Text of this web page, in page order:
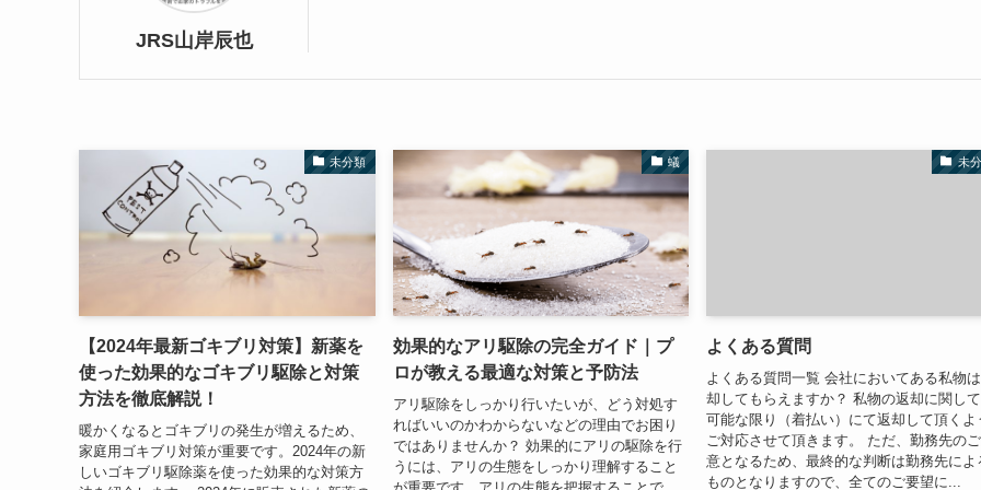
JRS山岸辰也
未分類
【2024年最新ゴキブリ対策】新薬を
使った効果的なゴキブリ駆除と対策
方法を徹底解説！
暖かくなるとゴキブリの発生が増えるため、
家庭用ゴキブリ対策が重要です。2024年の新
しいゴキブリ駆除薬を使った効果的な対策方
蟻
効果的なアリ駆除の完全ガイド｜プ
ロが教える最適な対策と予防法
アリ駆除をしっかり行いたいが、どう対処す
ればいいのかわからないなどの理由でお困り
ではありませんか？ 効果的にアリの駆除を行
うには、アリの生態をしっかり理解すること
未
よくある質問
よくある質問一覧 会社においてある私物
却してもらえますか？ 私物の返却に関し
可能な限り（着払い）にて返却して頂くよ
ご対応させて頂きます。 ただ、勤務先の
意となるため、最終的な判断は勤務先によ
ものとなりますので、全てのご要望に...